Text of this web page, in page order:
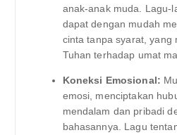
anak-anak muda. Lagu-
dapat dengan mudah
cinta tanpa syarat, yang
Tuhan terhadap umat
Koneksi Emosional:
emosi, menciptakan
mendalam dan pribadi
bahasannya. Lagu